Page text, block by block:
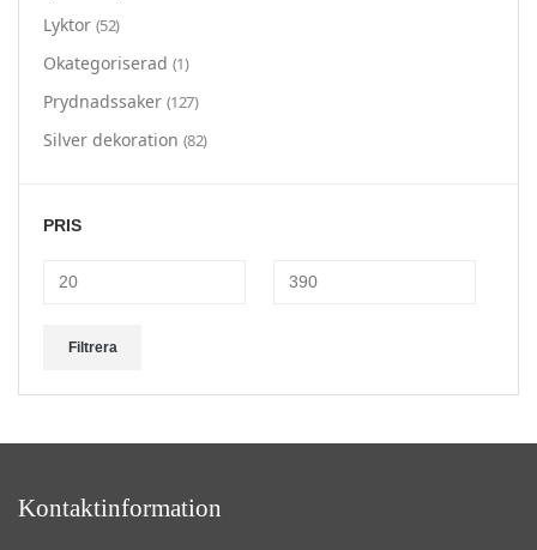
Lyktor (52)
Okategoriserad (1)
Prydnadssaker (127)
Silver dekoration (82)
PRIS
Filtrera
Kontaktinformation